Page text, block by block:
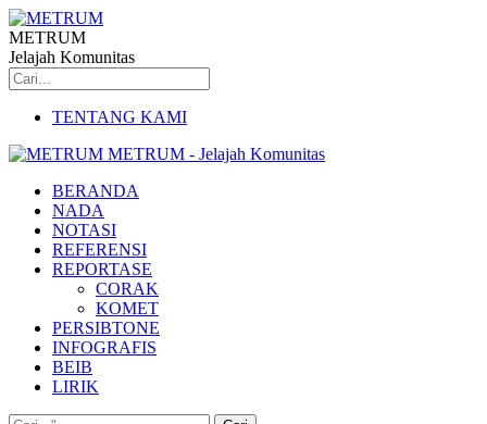
METRUM
Jelajah Komunitas
TENTANG KAMI
METRUM - Jelajah Komunitas
BERANDA
NADA
NOTASI
REFERENSI
REPORTASE
CORAK
KOMET
PERSIBTONE
INFOGRAFIS
BEIB
LIRIK